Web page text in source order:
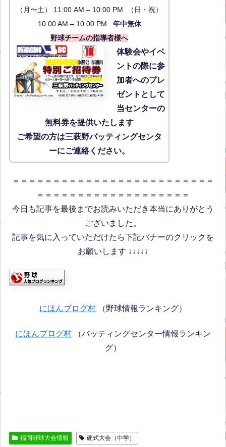
（月〜土） 11:00 AM – 10:00 PM （日・祝）
10:00 AM – 10:00 PM 年中無休
野球チームの指導者様へ
体験会やイベ
ントの際に参
加者へのプレ
ゼントとして
当センターの
無料券を提供いたします
ご希望の方は三萩野バッティングセンタ
ーにご連絡ください。
＝＝＝＝＝＝＝＝＝＝＝＝＝＝＝＝＝＝＝＝＝＝＝＝＝
＝＝＝＝＝＝＝＝＝＝＝＝＝＝＝＝＝＝＝
今日も記事を最後までお読みいただき本当にありがとう
ございました。
記事を気に入っていただけたら下記バナーのクリックを
お願いします ↓↓↓↓↓
にほんブログ村 （野球情報ランキング）
にほんブログ村 （バッティングセンター情報ランキン
グ）
福岡野球大会情報 硬式大会（中学）